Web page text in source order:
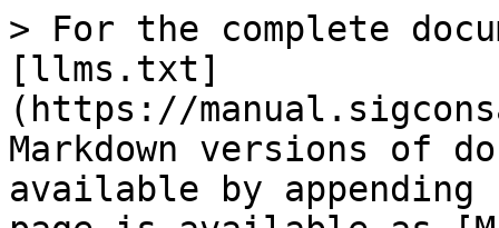
> For the complete
[llms.txt]
(https://
Markdown versions of
available by